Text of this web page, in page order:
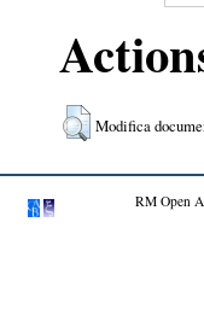
Modifica
RM Open